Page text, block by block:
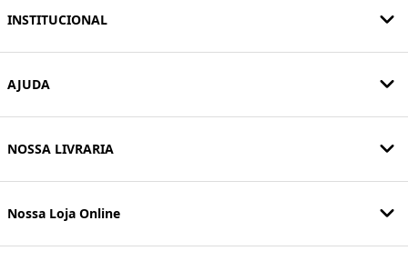
INSTITUCIONAL
AJUDA
NOSSA LIVRARIA
Nossa Loja Online